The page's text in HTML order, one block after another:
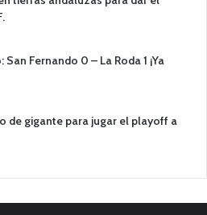
Fernando 0 – La Roda 1 ¡Ya
de gigante para jugar el playoff a